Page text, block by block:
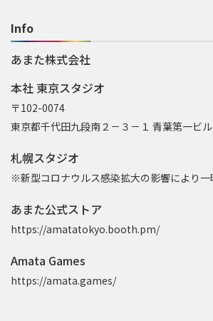
Info
あまた株式会社
本社 東京スタジオ
〒102-0074
東京都千代田九段南２－３－１ 青葉第一ビル
札幌スタジオ
※新型コロナウルス感染拡大の影響により一
あまた公式ストア
https://amatatokyo.booth.pm/
Amata Games
https://amata.games/